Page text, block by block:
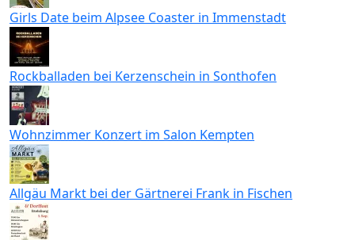
Girls Date beim Alpsee Coaster in Immenstadt
Rockballaden bei Kerzenschein in Sonthofen
Wohnzimmer Konzert im Salon Kempten
Allgäu Markt bei der Gärtnerei Frank in Fischen